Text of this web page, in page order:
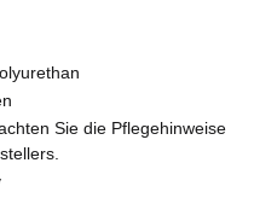
Sie die Pflegehinweise